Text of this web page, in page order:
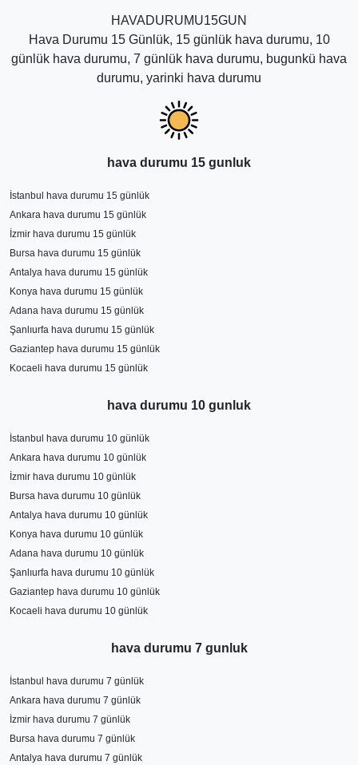
sonuçları haftalık yani 7 günlük olduğunu belirtmek
daha doğru olur. Diğer uzun süreli hava tahminleri sık
sık değişerek yaklaşan günlerde kesinleşmektedir.
HAVADURUMU15GUN
Hava Durumu 15 Günlük, 15 günlük hava durumu, 10
günlük hava durumu, 7 günlük hava durumu, bugunkü hava
durumu, yarinki hava durumu
hava durumu 15 gunluk
İstanbul hava durumu 15 günlük
Ankara hava durumu 15 günlük
İzmir hava durumu 15 günlük
Bursa hava durumu 15 günlük
Antalya hava durumu 15 günlük
Konya hava durumu 15 günlük
Adana hava durumu 15 günlük
Şanlıurfa hava durumu 15 günlük
Gaziantep hava durumu 15 günlük
Kocaeli hava durumu 15 günlük
hava durumu 10 gunluk
İstanbul hava durumu 10 günlük
Ankara hava durumu 10 günlük
İzmir hava durumu 10 günlük
Bursa hava durumu 10 günlük
Antalya hava durumu 10 günlük
Konya hava durumu 10 günlük
Adana hava durumu 10 günlük
Şanlıurfa hava durumu 10 günlük
Gaziantep hava durumu 10 günlük
Kocaeli hava durumu 10 günlük
hava durumu 7 gunluk
İstanbul hava durumu 7 günlük
Ankara hava durumu 7 günlük
İzmir hava durumu 7 günlük
Bursa hava durumu 7 günlük
Antalya hava durumu 7 günlük